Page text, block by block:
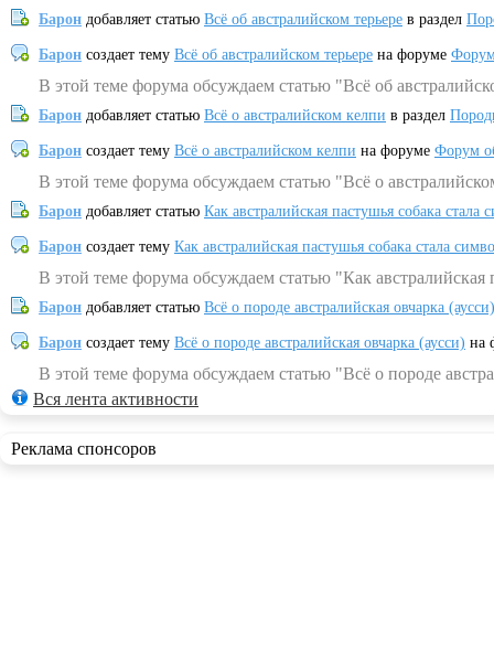
Барон добавляет статью Всё об австралийском терьере в раздел
Барон создает тему Всё об австралийском терьере на форуме
В этой теме форума обсуждаем статью "Всё об
Барон добавляет статью Всё о австралийском келпи в раздел
Барон создает тему Всё о австралийском келпи на форуме Форум
В этой теме форума обсуждаем статью "Всё о
Барон добавляет статью Как австралийская пастушья собака
Барон создает тему Как австралийская пастушья собака стала
В этой теме форума обсуждаем статью "Как
Барон добавляет статью Всё о породе австралийская овчарка (аусси)
Барон создает тему Всё о породе австралийская овчарка (аусси) на
В этой теме форума обсуждаем статью "Всё о породе
Вся лента активности
Реклама спонсоров